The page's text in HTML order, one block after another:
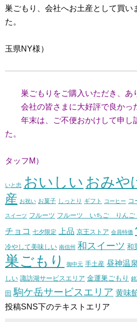
巣ごもり、会社へお土産として買い
た。
（
玉県NY様）
巣ごもりをご購入いただき、あ
会社の皆さまに大好評で良かっ
年末は、ご不便おかけして申し
た。
（
タッフM）
いと忠 おいしい おみや
産 お祝い お菓子 しっとり ギフト コーヒー コ
スイーツ フルーツ フルーツ いちご りんご
チョコ 七夕限定 上品 京王ストア 会員特価
冷やして美味しい 南信州 和スイーツ 和
巣ごもり 御中元 手土産 昼神温泉
しい 諏訪湖サービスエリア 金運巣ごもり
田 駒ケ岳サービスエリア 黄味
投稿SNS下のテキストエリア